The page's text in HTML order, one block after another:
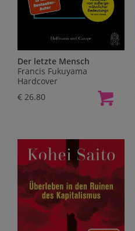
Der letzte Mensch
Francis Fukuyama
Hardcover
€ 26.80